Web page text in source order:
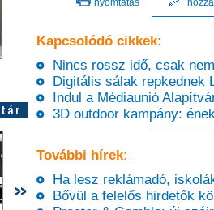
nyomtatás
Kapcsolódó cikkek:
Nincs rossz idő, csak
Digitális sálak repkednek
Indul a Médiaunió
3D outdoor kampány:
További hírek:
Ha lesz reklámadó,
Bővül a felelős hirdetők